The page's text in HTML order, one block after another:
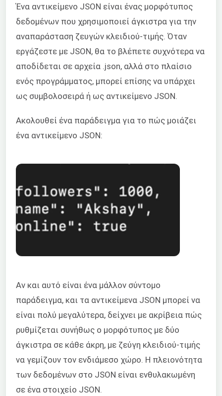
Ένα αντικείμενο JSON είναι ένας μορφότυπος
δεδομένων που χρησιμοποιεί άγκιστρα για την
αναπαράσταση ζευγών κλειδιού-τιμής. Όταν
εργάζεστε με JSON, θα το βλέπετε συχνότερα να
αποδίδεται σε αρχεία .json, αλλά στο πλαίσιο
ενός προγράμματος, μπορεί επίσης να υπάρχει
ως συμβολοσειρά ή ως αντικείμενο JSON.
Ακολουθεί ένα παράδειγμα για το πώς μοιάζει
ένα αντικείμενο JSON:
Αν και αυτό είναι ένα μάλλον σύντομο
παράδειγμα, και τα αντικείμενα JSON μπορεί να
είναι πολύ μεγαλύτερα, δείχνει με ακρίβεια πώς
ρυθμίζεται συνήθως ο μορφότυπος με δύο
άγκιστρα σε κάθε άκρη, με ζεύγη κλειδιού-τιμής
να γεμίζουν τον ενδιάμεσο χώρο. Η πλειονότητα
των δεδομένων στο JSON είναι ενθυλακωμένη
σε ένα στοιχείο JSON.